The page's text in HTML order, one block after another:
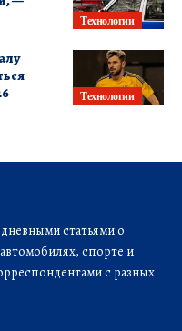
Технологии
Технологии
статьями о
спорте и
с разных